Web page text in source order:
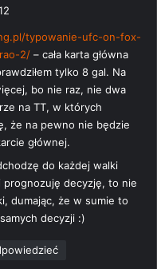
z
e
:
typowanie-ufc-on-fox-
2/ – cała karta główna
tylko 8 gal. Na
bo nie raz, nie dwa
na TT, w których
że na pewno nie będzie
głównej.
do każdej walki
prognozuję decyzję, to nie
dumając, że w sumie to
decyzji :)